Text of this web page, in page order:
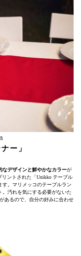
ー」
なデザインと鮮やかなカラーが
ントされた「Unikko テーブル
す。マリメッコのテーブルラン
汚れを気にする必要がないた
あるので、自分の好みに合わせ